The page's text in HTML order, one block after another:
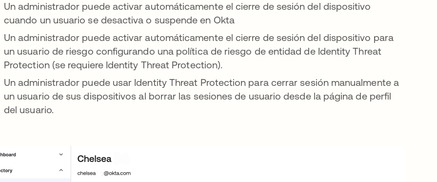
Un administrador puede activar automáticamente el cierre de sesión del dispositivo
cuando un usuario se desactiva o suspende en Okta
Un administrador puede activar automáticamente el cierre de sesión del dispositivo para
un usuario de riesgo configurando una política de riesgo de entidad de Identity Threat
Protection (se requiere Identity Threat Protection).
Un administrador puede usar Identity Threat Protection para cerrar sesión manualmente a
un usuario de sus dispositivos al borrar las sesiones de usuario desde la página de perfil
del usuario.